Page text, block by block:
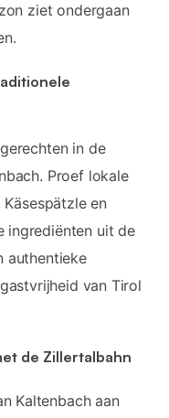
ziet ondergaan
in de
Proef lokale
en
ingrediënten uit de
authentieke
van Tirol
de Zillertalbahn
Kaltenbach aan